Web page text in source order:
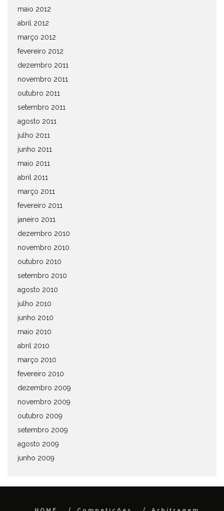
maio 2012
abril 2012
março 2012
fevereiro 2012
dezembro 2011
novembro 2011
outubro 2011
setembro 2011
agosto 2011
julho 2011
junho 2011
maio 2011
abril 2011
março 2011
fevereiro 2011
janeiro 2011
dezembro 2010
novembro 2010
outubro 2010
setembro 2010
agosto 2010
julho 2010
junho 2010
maio 2010
abril 2010
março 2010
fevereiro 2010
dezembro 2009
novembro 2009
outubro 2009
setembro 2009
agosto 2009
junho 2009